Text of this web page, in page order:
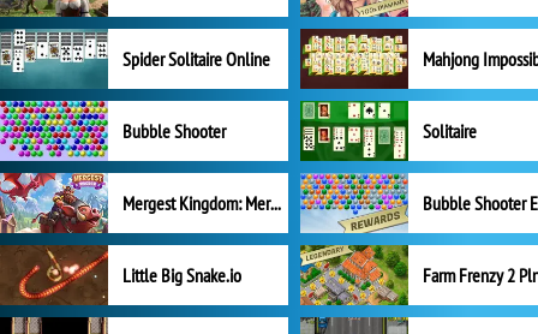
Spider Solitaire Online Mahjong
Bubble Shooter Solitaire
Mergest Kingdom: Merge Puzzle
Little Big Snake.io